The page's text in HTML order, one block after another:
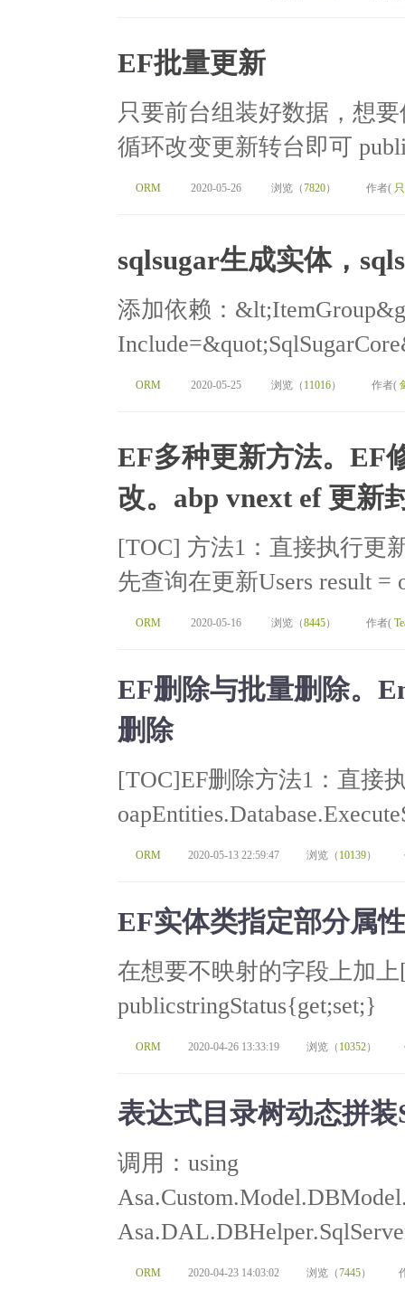
EF批量更新
只要前台组装好数据，想
循环改变更新转台即可
ORM 2020-05-26 浏览（7820） 作者(
sqlsugar生成实体，
添加依赖：
ORM 2020-05-25 浏览（ 11016） 作者(
EF多种更新方法。EF
改。abp vnext ef 更新
[TOC] 方法1：直接执行更
先查询在更新Users result =
ORM 2020-05-16 浏览（8445） 作者(
EF删除与批量删除。
删除
[TOC]EF删除方法1：直接
ORM 2020-05-13 22:59:47 浏览（ 10139）
EF实体类指定部分属
在想要不映射的字段上加
publicstringStatus{get;set;}
ORM 2020-04-26 13:33:19 浏览（ 10352）
表达式目录树动态拼
调用：using
ORM 2020-04-23 14:03:02 浏览（7445）